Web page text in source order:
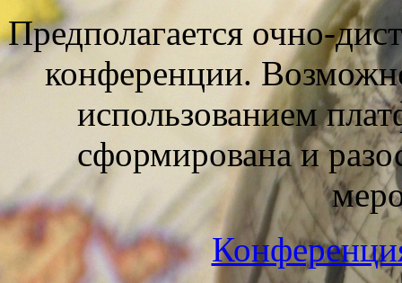
Предполагается очно-
конференции.
использованием
сформирована и